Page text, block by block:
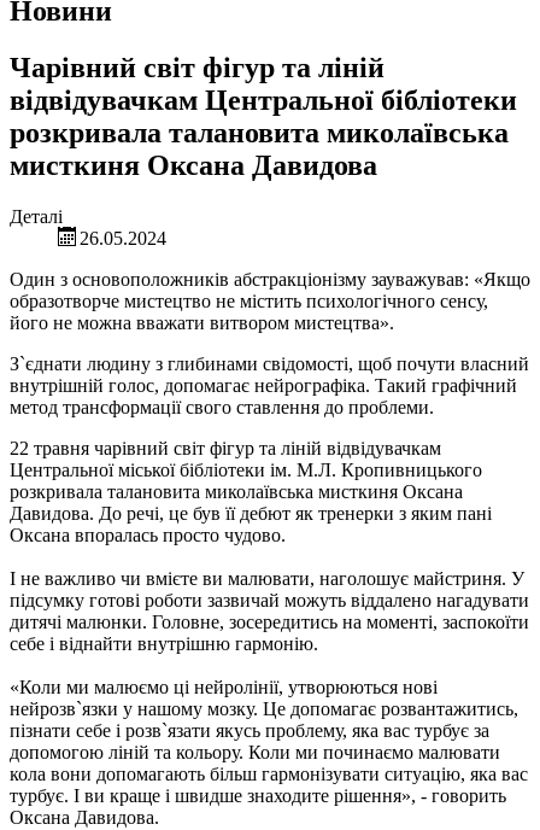
Новини
Чарівний світ фігур та ліній
відвідувачкам Центральної бібліотеки
розкривала талановита миколаївська
мисткиня Оксана Давидова
Деталі
26.05.2024
Один з основоположників абстракціонізму зауважував: «Якщо
образотворче мистецтво не містить психологічного сенсу,
його не можна вважати витвором мистецтва».
З`єднати людину з глибинами свідомості, щоб почути власний
внутрішній голос, допомагає нейрографіка. Такий графічний
метод трансформації свого ставлення до проблеми.
22 травня чарівний світ фігур та ліній відвідувачкам
Центральної міської бібліотеки ім. М.Л. Кропивницького
розкривала талановита миколаївська мисткиня Оксана
Давидова. До речі, це був її дебют як тренерки з яким пані
Оксана впоралась просто чудово.
І не важливо чи вмієте ви малювати, наголошує майстриня. У
підсумку готові роботи зазвичай можуть віддалено нагадувати
дитячі малюнки. Головне, зосередитись на моменті, заспокоїти
себе і віднайти внутрішню гармонію.
«Коли ми малюємо ці нейролінії, утворюються нові
нейрозв`язки у нашому мозку. Це допомагає розвантажитись,
пізнати себе і розв`язати якусь проблему, яка вас турбує за
допомогою ліній та кольору. Коли ми починаємо малювати
кола вони допомагають більш гармонізувати ситуацію, яка вас
турбує. І ви краще і швидше знаходите рішення», - говорить
Оксана Давидова.